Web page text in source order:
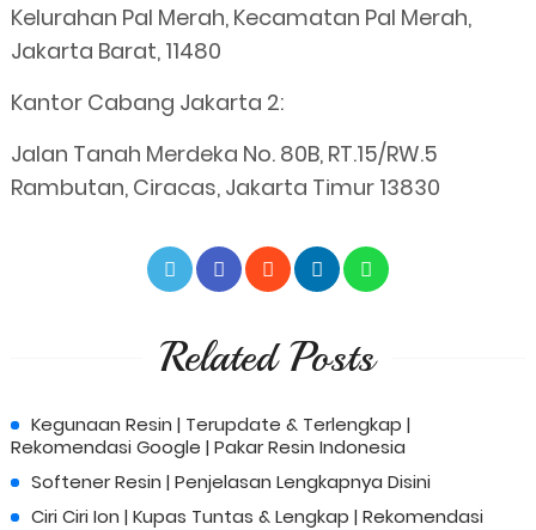
Kelurahan Pal Merah, Kecamatan Pal Merah,
Jakarta Barat, 11480
Kantor Cabang Jakarta 2:
Jalan Tanah Merdeka No. 80B, RT.15/RW.5
Rambutan, Ciracas, Jakarta Timur 13830
Related Posts
Kegunaan Resin | Terupdate & Terlengkap |
Rekomendasi Google | Pakar Resin Indonesia
Softener Resin | Penjelasan Lengkapnya Disini
Ciri Ciri Ion | Kupas Tuntas & Lengkap | Rekomendasi